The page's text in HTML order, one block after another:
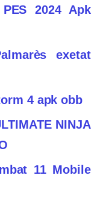
2024 Apk
exetat
4 apk obb
NINJA
11 Mobile